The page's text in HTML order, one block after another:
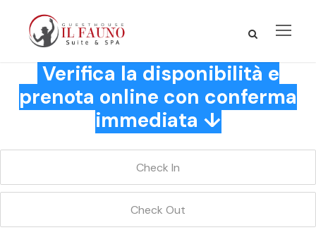
Verifica la disponibilità e
prenota online con conferma
immediata ↓